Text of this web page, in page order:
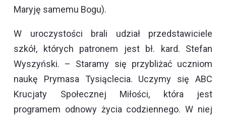
Maryję samemu Bogu).
W uroczystości brali udział przedstawiciele
szkół, których patronem jest bł. kard. Stefan
Wyszyński. – Staramy się przybliżać uczniom
naukę Prymasa Tysiąclecia. Uczymy się ABC
Krucjaty Społecznej Miłości, która jest
programem odnowy życia codziennego. W niej